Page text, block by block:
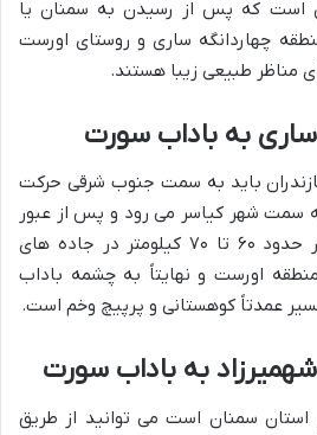
است که پس از رسیدن به سمنان یا
چهاردانگه ساری و روستای اورست
مناظر طبیعی زیبا هستند.
به باداب سورت
باید به سمت جنوب شرقی حرکت
سمت شهر کیاسر می رود و پس از عبور
از کیاسر و طی مسافتی در حدود ۶۰ تا ۷۰ کیلومتر در جاده های
اورست و نهایتاً به چشمه باداب
عمدتاً کوهستانی و پرپیچ وخم است.
به باداب سورت
استان سمنان است می توانید از طریق